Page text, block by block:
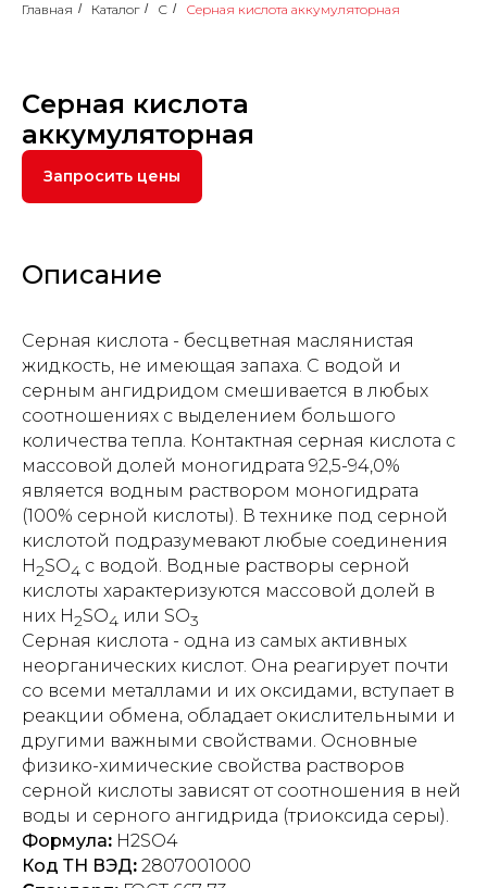
Главная / Каталог / С / Серная кислота аккумуляторная
Серная кислота
аккумуляторная
Запросить цены
Описание
Серная кислота - бесцветная маслянистая
жидкость, не имеющая запаха. С водой и
серным ангидридом смешивается в любых
соотношениях с выделением большого
количества тепла. Контактная серная кислота с
массовой долей моногидрата 92,5-94,0%
является водным раствором моногидрата
(100% серной кислоты). В технике под серной
кислотой подразумевают любые соединения
H2SO4 с водой. Водные растворы серной
кислоты характеризуются массовой долей в
них H2SO4 или SO3
Серная кислота - одна из самых активных
неорганических кислот. Она реагирует почти
со всеми металлами и их оксидами, вступает в
реакции обмена, обладает окислительными и
другими важными свойствами. Основные
физико-химические свойства растворов
серной кислоты зависят от соотношения в ней
воды и серного ангидрида (триоксида серы).
Формула: H2SO4
Код ТН ВЭД: 2807001000